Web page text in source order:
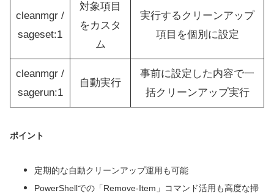
cleanmgr /
sageset:1
対象項目
をカスタ
ム
実行するクリーンアップ
項目を個別に設定
cleanmgr /
sagerun:1
自動実行
事前に設定した内容で一
括クリーンアップ実行
ポイント
定期的な自動クリーンアップ運用も可能
PowerShellでの「Remove-Item」コマンド活用も高度な掃